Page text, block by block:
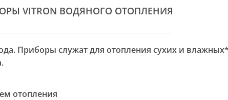
VITRON ВОДЯНОГО ОТОПЛЕНИЯ
Приборы служат для отопления сухих и
отопления